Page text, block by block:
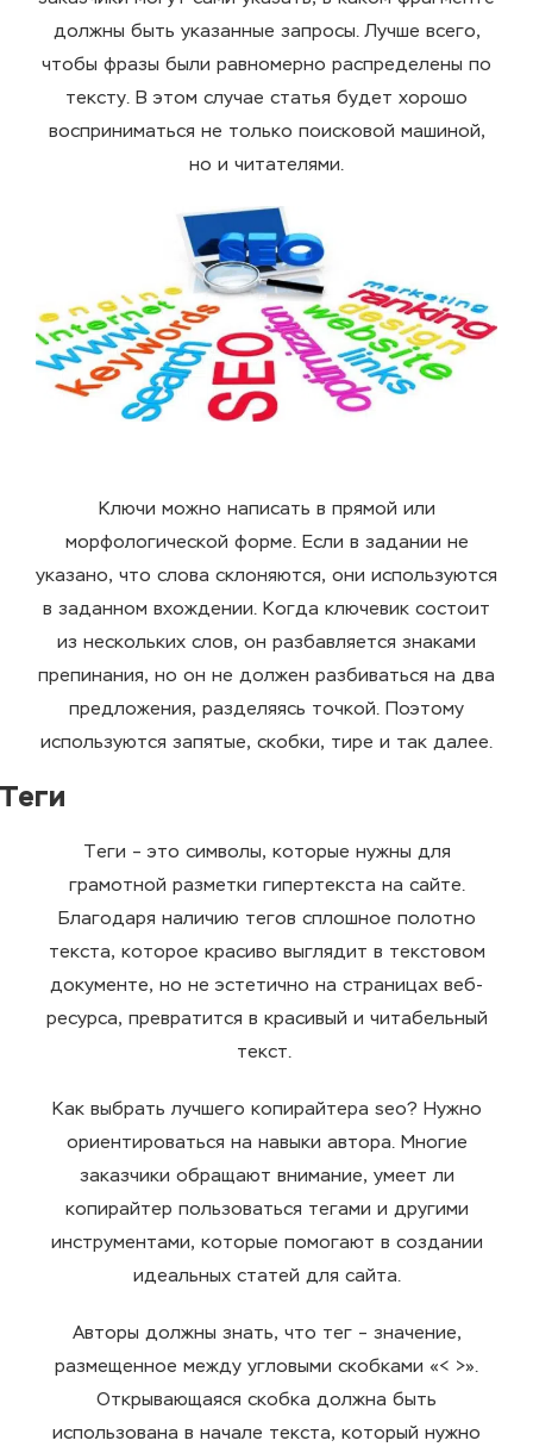
должны быть указанные запросы. Лучше всего,
чтобы фразы были равномерно распределены по
тексту. В этом случае статья будет хорошо
восприниматься не только поисковой машиной,
но и читателями.
Ключи можно написать в прямой или
морфологической форме. Если в задании не
указано, что слова склоняются, они используются
в заданном вхождении . Когда ключевик состоит
из нескольких слов, он разбавляется знаками
препинания, но он не должен разбиваться на два
предложения, разделяясь точкой . Поэтому
используются запятые, скобки, тире и так далее.
Теги
Теги – это символы, которые нужны для
грамотной разметки гипертекста на сайте.
Благодаря наличию тегов сплошное полотно
текста, которое красиво выглядит в текстовом
документе, но не эстетично на страницах веб-
ресурса, превратится в красивый и читабельный
текст.
Как выбрать лучшего копирайтера seo? Нужно
ориентироваться на навыки автора. Многие
заказчики обращают внимание, умеет ли
копирайтер пользоваться тегами и другими
инструментами, которые помогают в создании
идеальных статей для сайта.
Авторы должны знать, что тег– значение,
размещенное между угловыми скобками «< >».
Открывающаяся скобка должна быть
использована в начале текста, который нужно